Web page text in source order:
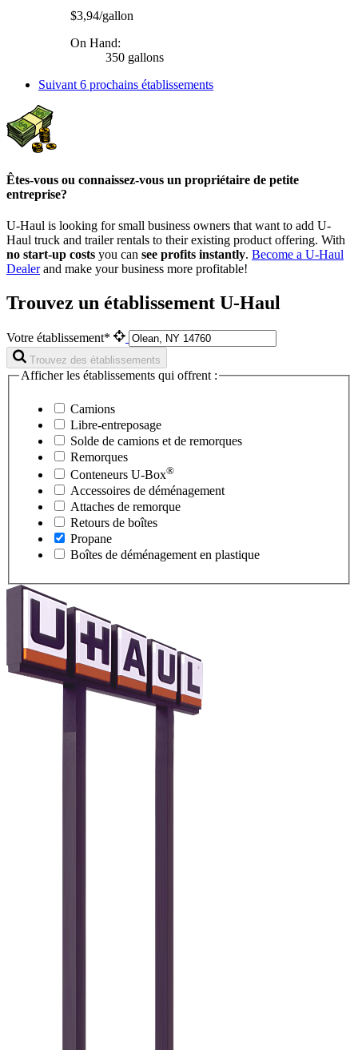
$3,94/gallon
On Hand:
350 gallons
Suivant 6 prochains établissements
Êtes-vous ou connaissez-vous un propriétaire de petite
entreprise?
U-Haul is looking for small business owners that want to add U-
Haul truck and trailer rentals to their existing product offering. With
no start-up costs you can see profits instantly. Become a U-Haul
Dealerand make your business more profitable!
Trouvez un établissement U-Haul
Votre établissement*
Trouvez des établissements
Afficher les établissements qui offrent :
Camions
Libre-entreposage
Solde de camions et de remorques
Remorques
Conteneurs U-Box®
Accessoires de déménagement
Attaches de remorque
Retours de boîtes
Propane
Boîtes de déménagement en plastique